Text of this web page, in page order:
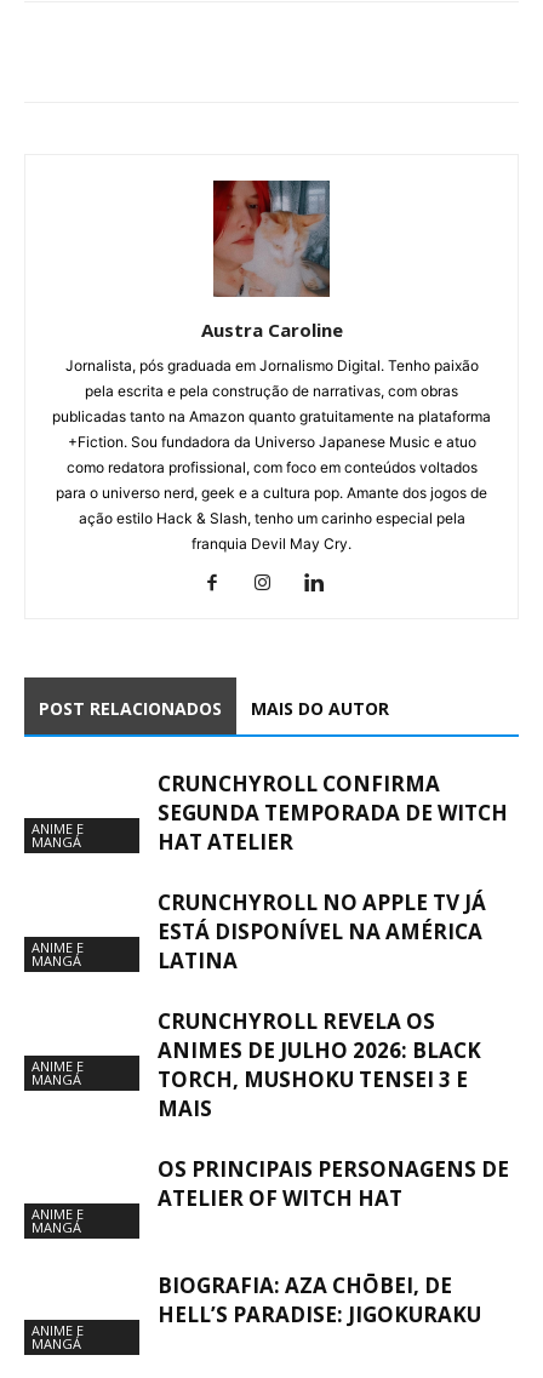
Austra Caroline
Jornalista, pós graduada em Jornalismo Digital. Tenho paixão
pela escrita e pela construção de narrativas, com obras
publicadas tanto na Amazon quanto gratuitamente na plataforma
+Fiction. Sou fundadora da Universo Japanese Music e atuo
como redatora profissional, com foco em conteúdos voltados
para o universo nerd, geek e a cultura pop. Amante dos jogos de
ação estilo Hack & Slash, tenho um carinho especial pela
franquia Devil May Cry.
POST RELACIONADOS MAIS DO AUTOR
ANIME E
MANGÁ
CRUNCHYROLL CONFIRMA
SEGUNDA TEMPORADA DE WITCH
HAT ATELIER
ANIME E
MANGÁ
CRUNCHYROLL NO APPLE TV JÁ
ESTÁ DISPONÍVEL NA AMÉRICA
LATINA
ANIME E
MANGÁ
CRUNCHYROLL REVELA OS
ANIMES DE JULHO 2026: BLACK
TORCH, MUSHOKU TENSEI 3 E
MAIS
ANIME E
MANGÁ
OS PRINCIPAIS PERSONAGENS DE
ATELIER OF WITCH HAT
ANIME E
MANGÁ
BIOGRAFIA: AZA CHŌBEI, DE
HELL’S PARADISE: JIGOKURAKU